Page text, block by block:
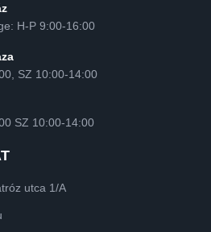
H-P 9:00-16:00
SZ 10:00-14:00
SZ 10:00-14:00
utca 1/A